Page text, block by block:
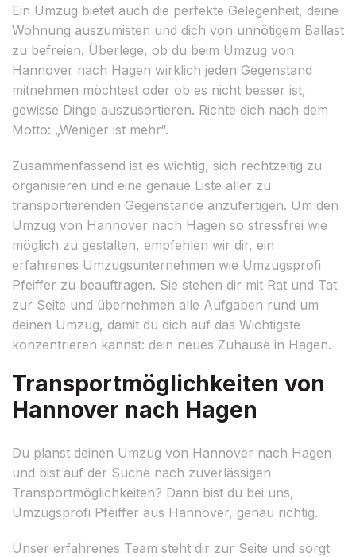
Ein Umzug bietet auch die perfekte Gelegenheit, deine
Wohnung auszumisten und dich von unnötigem Ballast
zu befreien. Überlege, ob du beim Umzug von
Hannover nach Hagen wirklich jeden Gegenstand
mitnehmen möchtest oder ob es nicht besser ist,
gewisse Dinge auszusortieren. Richte dich nach dem
Motto: „Weniger ist mehr“.
Zusammenfassend ist es wichtig, sich rechtzeitig zu
organisieren und eine genaue Liste aller zu
transportierenden Gegenstände anzufertigen. Um den
Umzug von Hannover nach Hagen so stressfrei wie
möglich zu gestalten, empfehlen wir dir, ein
erfahrenes Umzugsunternehmen wie Umzugsprofi
Pfeiffer zu beauftragen. Sie stehen dir mit Rat und Tat
zur Seite und übernehmen alle Aufgaben rund um
deinen Umzug, damit du dich auf das Wichtigste
konzentrieren kannst: dein neues Zuhause in Hagen.
Transportmöglichkeiten von
Hannover nach Hagen
Du planst deinen Umzug von Hannover nach Hagen
und bist auf der Suche nach zuverlässigen
Transportmöglichkeiten? Dann bist du bei uns,
Umzugsprofi Pfeiffer aus Hannover, genau richtig.
Unser erfahrenes Team steht dir zur Seite und sorgt